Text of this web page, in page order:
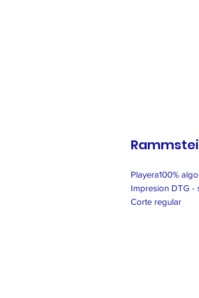
Playera100%
Impresion DTG -
Corte regular